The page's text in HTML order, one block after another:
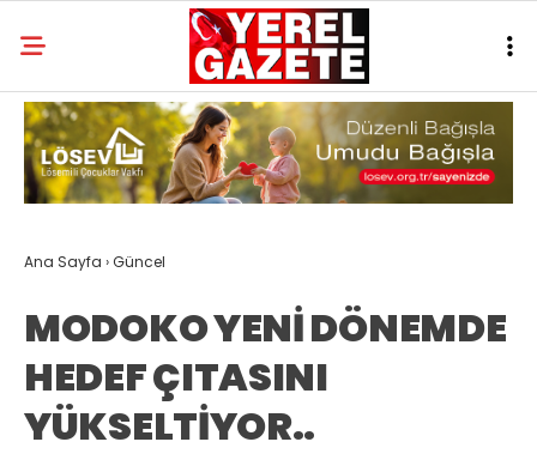
Ana Sayfa ›Güncel
MODOKO YENİ DÖNEMDE
HEDEF ÇITASINI
YÜKSELTİYOR..